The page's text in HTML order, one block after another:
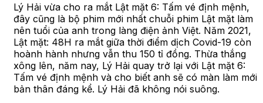
Lý Hải vừa cho ra mắt Lật mặt 6: Tấm vé định mệnh,
đây cũng là bộ phim mới nhất chuỗi phim Lật mặt làm
nên tuổi của anh trong làng điện ảnh Việt. Năm 2021,
Lật mặt: 48H ra mắt giữa thời điểm dịch Covid-19 còn
hoành hành nhưng vẫn thu 150 tỉ đồng. Thừa thắng
xông lên, năm nay, Lý Hải quay trở lại với Lật mặt 6:
Tấm vé định mệnh và cho biết anh sẽ có màn làm mới
bản thân đáng kể. Lý Hải đã không nói suông.